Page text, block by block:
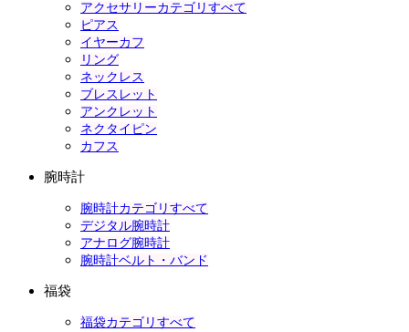
アクセサリーカテゴリすべて
ピアス
イヤーカフ
リング
ネックレス
ブレスレット
アンクレット
ネクタイピン
カフス
腕時計
腕時計カテゴリすべて
デジタル腕時計
アナログ腕時計
腕時計ベルト・バンド
福袋
福袋カテゴリすべて